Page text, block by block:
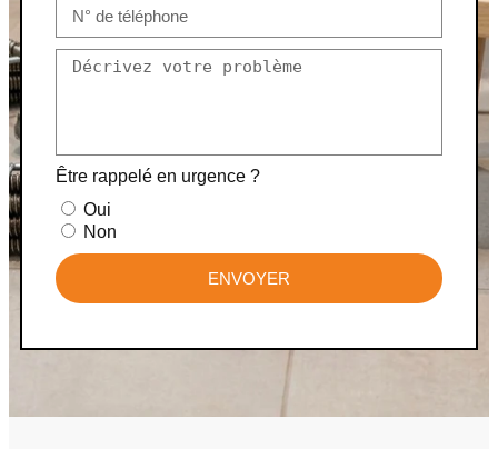
Être rappelé en urgence ?
Oui
Non
ENVOYER